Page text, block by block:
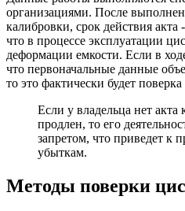
организациями. После
калибровки, срок действия акта
что в процессе эксплуатации
деформации емкости. Если в
что первоначальные данные
то это фактически будет
Если у владельца нет
продлен, то его
запретом, что приведет к
убыткам.
Методы поверки